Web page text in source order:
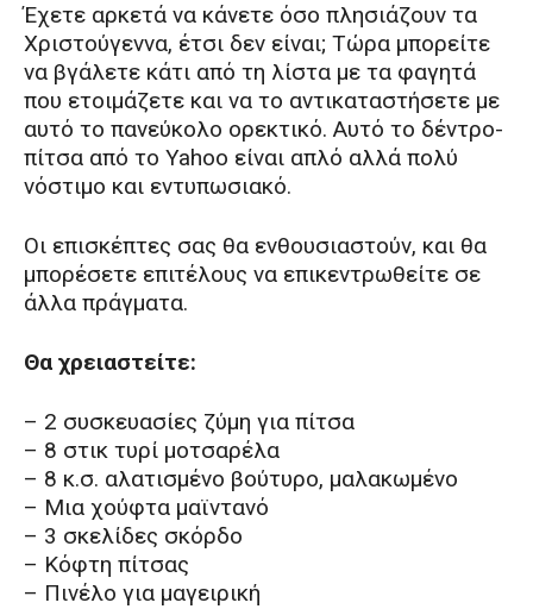
Έχετε αρκετά να κάνετε όσο πλησιάζουν τα
Χριστούγεννα, έτσι δεν είναι; Τώρα μπορείτε
να βγάλετε κάτι από τη λίστα με τα φαγητά
που ετοιμάζετε και να το αντικαταστήσετε με
αυτό το πανεύκολο ορεκτικό. Αυτό το δέντρο-
πίτσα από το Yahoo είναι απλό αλλά πολύ
νόστιμο και εντυπωσιακό.
Οι επισκέπτες σας θα ενθουσιαστούν, και θα
μπορέσετε επιτέλους να επικεντρωθείτε σε
άλλα πράγματα.
Θα χρειαστείτε:
– 2 συσκευασίες ζύμη για πίτσα
– 8 στικ τυρί μοτσαρέλα
– 8 κ.σ. αλατισμένο βούτυρο, μαλακωμένο
– Μια χούφτα μαϊντανό
– 3 σκελίδες σκόρδο
– Κόφτη πίτσας
– Πινέλο για μαγειρική